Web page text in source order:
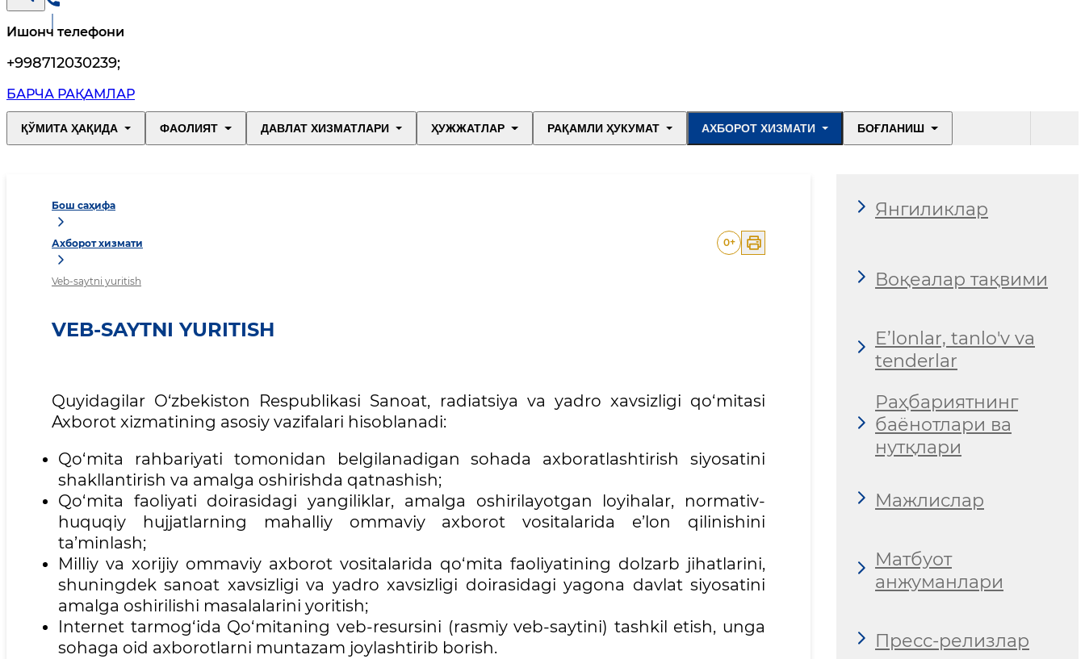
Ишонч телефони
+998712030239;
БАРЧА РАҚАМЛАР
ҚЎМИТА ҲАҚИДА ФАОЛИЯТ ДАВЛАТ ХИЗМАТЛАРИ ҲУЖЖАТЛАР РАҚАМЛИ ҲУКУМАТ АХБОРОТ ХИЗМАТИ БОҒЛАНИШ
Бош саҳифа
Ахборот хизмати
Veb-saytni yuritish
0+
VEB-SAYTNI YURITISH
Quyidagilar O‘zbekiston Respublikasi Sanoat, radiatsiya va yadro xavsizligi qo‘mitasi
Axborot xizmatining asosiy vazifalari hisoblanadi:
Qo‘mita rahbariyati tomonidan belgilanadigan sohada axboratlashtirish siyosatini
shakllantirish va amalga oshirishda qatnashish;
Qo‘mita faoliyati doirasidagi yangiliklar, amalga oshirilayotgan loyihalar, normativ-
huquqiy hujjatlarning mahalliy ommaviy axborot vositalarida e’lon qilinishini
ta’minlash;
Milliy va xorijiy ommaviy axborot vositalarida qo‘mita faoliyatining dolzarb jihatlarini,
shuningdek sanoat xavsizligi va yadro xavsizligi doirasidagi yagona davlat siyosatini
amalga oshirilishi masalalarini yoritish;
Internet tarmog‘ida Qo‘mitaning veb-resursini (rasmiy veb-saytini) tashkil etish, unga
sohaga oid axborotlarni muntazam joylashtirib borish.
Янгиликлар
Воқеалар тақвими
E’lonlar, tanlo'v va
tenderlar
Раҳбариятнинг
баёнотлари ва
нутқлари
Мажлислар
Матбуот
анжуманлари
Пресс-релизлар